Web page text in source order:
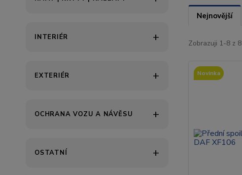
INTERIÉR
EXTERIÉR
OCHRANA VOZU A NÁVĚSU
OSTATNÍ
Nejnovější
Zobrazuji 1-8 z 8
Novinka